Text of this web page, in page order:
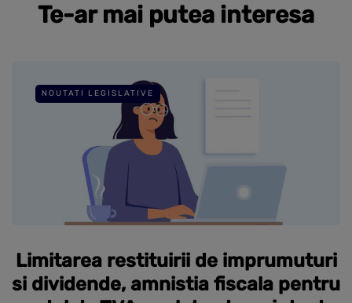
Te-ar mai putea interesa
NOUTATI LEGISLATIVE
Limitarea restituirii de imprumuturi
si dividende, amnistia fiscala pentru